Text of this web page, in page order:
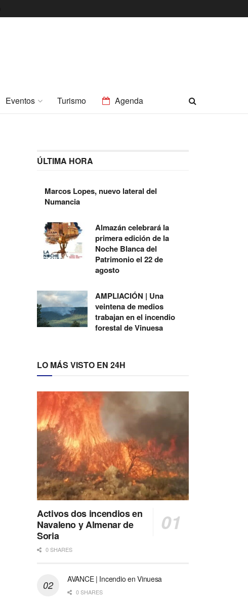
Eventos Turismo Agenda
ÚLTIMA HORA
Marcos Lopes, nuevo lateral del
Numancia
Almazán celebrará la
primera edición de la
Noche Blanca del
Patrimonio el 22 de
agosto
AMPLIACIÓN | Una
veintena de medios
trabajan en el incendio
forestal de Vinuesa
LO MÁS VISTO EN 24H
Activos dos incendios en
Navaleno y Almenar de
Soria
0 SHARES
AVANCE | Incendio en Vinuesa
0 SHARES